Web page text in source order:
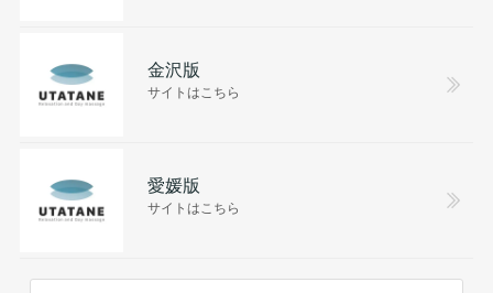
金沢版
サイトはこちら
愛媛版
サイトはこちら